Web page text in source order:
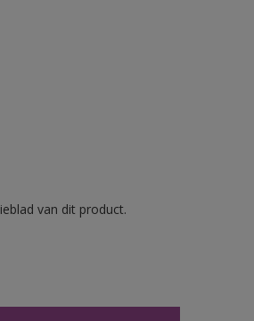
van dit product.